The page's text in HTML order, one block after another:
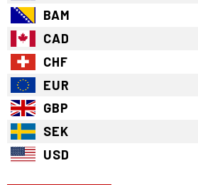
BAM
CAD
CHF
EUR
GBP
SEK
USD